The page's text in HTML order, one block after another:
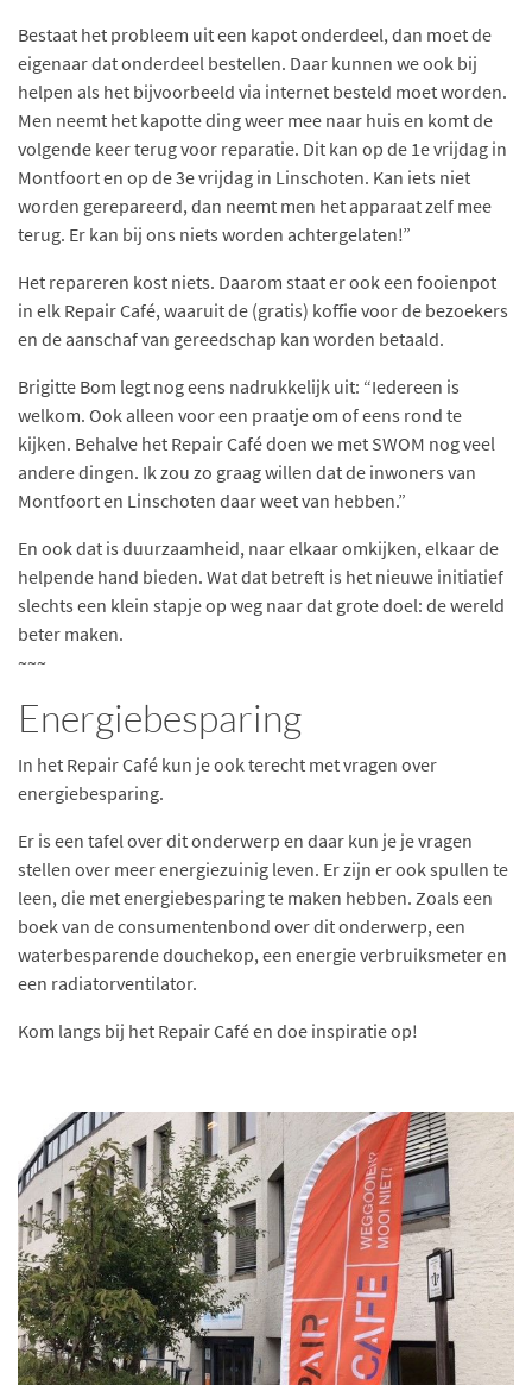
Bestaat het probleem uit een kapot onderdeel, dan moet de
eigenaar dat onderdeel bestellen. Daar kunnen we ook bij
helpen als het bijvoorbeeld via internet besteld moet worden.
Men neemt het kapotte ding weer mee naar huis en komt de
volgende keer terug voor reparatie. Dit kan op de 1e vrijdag in
Montfoort en op de 3e vrijdag in Linschoten. Kan iets niet
worden gerepareerd, dan neemt men het apparaat zelf mee
terug. Er kan bij ons niets worden achtergelaten!”
Het repareren kost niets. Daarom staat er ook een fooienpot
in elk Repair Café, waaruit de (gratis) koffie voor de bezoekers
en de aanschaf van gereedschap kan worden betaald.
Brigitte Bom legt nog eens nadrukkelijk uit: “Iedereen is
welkom. Ook alleen voor een praatje om of eens rond te
kijken. Behalve het Repair Café doen we met SWOM nog veel
andere dingen. Ik zou zo graag willen dat de inwoners van
Montfoort en Linschoten daar weet van hebben.”
En ook dat is duurzaamheid, naar elkaar omkijken, elkaar de
helpende hand bieden. Wat dat betreft is het nieuwe initiatief
slechts een klein stapje op weg naar dat grote doel: de wereld
beter maken.
~~~
Energiebesparing
In het Repair Café kun je ook terecht met vragen over
energiebesparing.
Er is een tafel over dit onderwerp en daar kun je je vragen
stellen over meer energiezuinig leven. Er zijn er ook spullen te
leen, die met energiebesparing te maken hebben. Zoals een
boek van de consumentenbond over dit onderwerp, een
waterbesparende douchekop, een energie verbruiksmeter en
een radiatorventilator.
Kom langs bij het Repair Café en doe inspiratie op!